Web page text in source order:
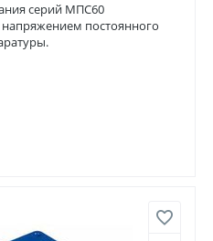
серий МПС60
постоянного